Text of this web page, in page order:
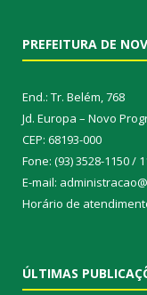
PREFEITURA DE
End.: Tr. Belém, 768
Jd. Europa – Novo
CEP: 68193-000
Fone: (93) 3528-1150 /
E-mail:
Horário de
ÚLTIMAS